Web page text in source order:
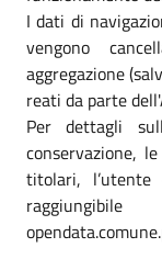
I dati di
vengono
aggregazione
reati da parte
Per dettagli
conservazione,
titolari,